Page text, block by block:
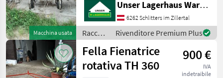
36
MODELLO
380
Macchina usata
Ihnen angefragte Maschine
aktuell bei uns am Lager
steht. Wir
Unser Lagerhaus Warenhandelsges.m.b.H.
6262 Schlitters im Zillertal
Raccolta
mangimi
/ Fella
Rivenditore Premium Plus
Fella Fienatrice
rotativa TH 360
900 €
IVA
indetraibile